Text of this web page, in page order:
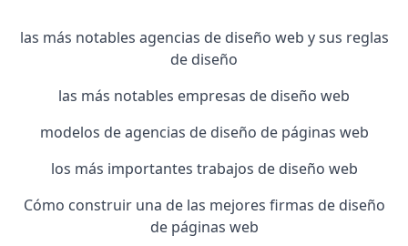
las más notables agencias de diseño web y sus reglas
de diseño
las más notables empresas de diseño web
modelos de agencias de diseño de páginas web
los más importantes trabajos de diseño web
Cómo construir una de las mejores firmas de diseño
de páginas web